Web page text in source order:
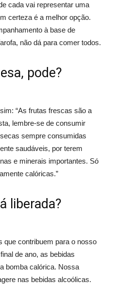
cada vai representar uma
certeza é a melhor opção.
à base de
não dá para comer todos.
pode?
“As frutas frescas são a
lembre-se de consumir
sempre consumidas
saudáveis, por terem
e minerais importantes. Só
calóricas.”
liberada?
que contribuem para o nosso
de ano, as bebidas
bomba calórica. Nossa
nas bebidas alcoólicas.